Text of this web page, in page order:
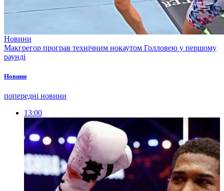
Новини
Макгрегор програв технічним нокаутом Голловею у першому
раунді
Новини
попередні новини
13:00